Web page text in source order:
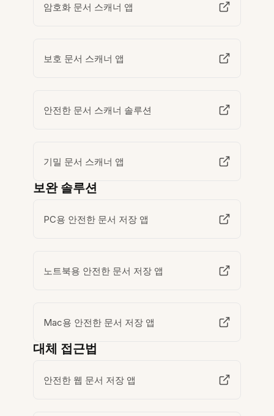
암호화 문서 스캐너 앱
보호 문서 스캐너 앱
안전한 문서 스캐너 솔루션
기밀 문서 스캐너 앱
보완 솔루션
PC용 안전한 문서 저장 앱
노트북용 안전한 문서 저장 앱
Mac용 안전한 문서 저장 앱
대체 접근법
안전한 웹 문서 저장 앱